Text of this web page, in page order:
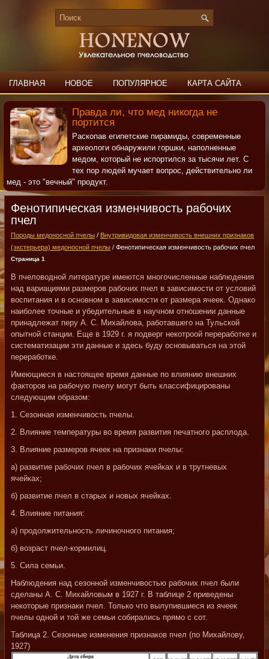
ГЛАВНАЯ НОВОЕ ПОПУЛЯРНОЕ КАРТА САЙТА
ПОИСК КОНТАКТЫ
Правда ли, что мед никогда не
портится
Раскопав египетские пирамиды, современные
археологи обнаружили горшки, наполненные
медом, который не испортился за тысячи лет. С
тех пор людей мучает вопрос, действительно ли
мед - это "вечный" продукт.
Фенотипическая изменчивость рабочих
пчел
Породы медоносной пчелы / Внутривидовая изменчивость внешних признаков
(экстерьера) медоносной пчелы / Фенотипическая изменчивость рабочих пчел
Страница 1
В пчеловодной литературе имеются многочисленные наблюдения
над вариациями размеров рабочих пчел в зависимости от условий
воспитания и в основном в зависимости от размера ячеек. Однако
наиболее точные и убедительные в научном отношении данные
принадлежат перу А. С. Михайлова, работавшего на Тульской
опытной станции. Еще в 1929 г. я подверг некотроой переработке и
систематизации эти данные и здесь буду основываться на этой
переработке.
Имеющиеся в настоящее время данные по влиянию внешних
факторов на рабочую пчелу могут быть классифицированы
следующим образом:
1. Сезонная изменчивость пчелы.
2. Влияние температуры во время развития печатного расплода.
3. Влияние размеров ячеек на признаки пчелы:
а) развитие рабочих пчел в рабочих ячейках и в трутневых
ячейках;
б) развитие пчел в старых и новых ячейках.
4. Влияние питания:
а) продолжительность личиночного питания;
б) возраст пчел-кормилиц.
5. Сила семьи.
Наблюдения над сезонной изменчивостью рабочих пчел были
сделаны А. С. Михайловым в 1927 г. В таблице 2 приведены
некоторые признаки пчел. Только что вылупившиеся из ячеек
пчелы одной и той же семьи собирались прямо с сот.
Таблица 2. Сезонные изменения признаков пчел (по Михайлову,
1927)